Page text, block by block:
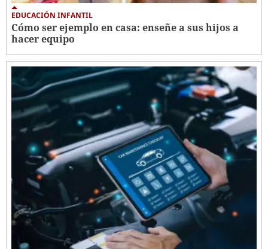
EDUCACIÓN INFANTIL
Cómo ser ejemplo en casa: enseñe a sus hijos a
hacer equipo